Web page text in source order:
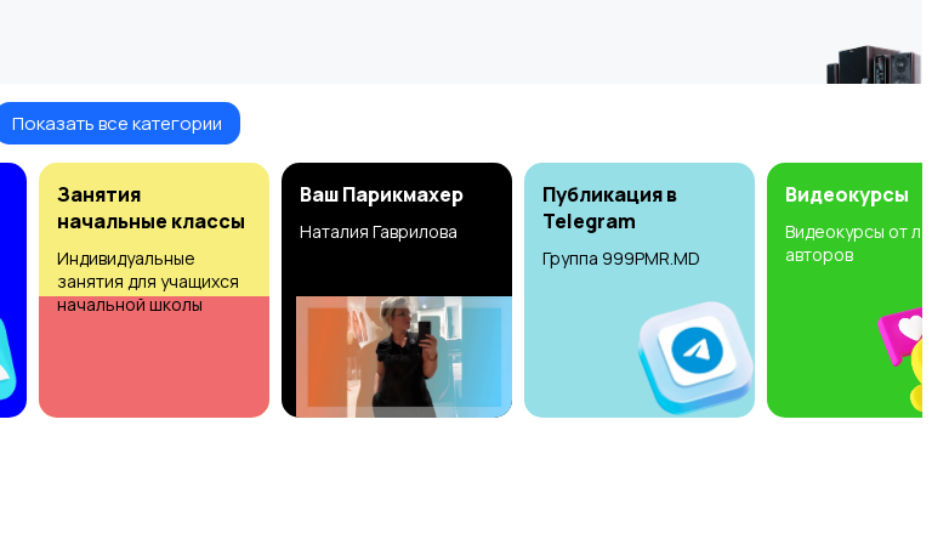
Показать все категории
Занятия
начальные классы
Индивидуальные
занятия для учащихся
начальной школы
Ваш Парикмахер
Наталия Гаврилова
Публикация в
Telegram
Группа 999PMR.MD
Видеокурсы
Видеокурсы от
авторов